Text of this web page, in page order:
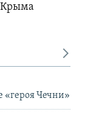
Крыма
«героя Чечни»